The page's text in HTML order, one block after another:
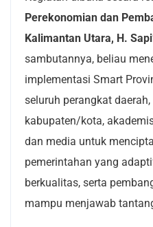
Perekonomian dan
Kalimantan Utara, H.
sambutannya, beliau
implementasi Smart
seluruh perangkat
kabupaten/kota,
dan media untuk
pemerintahan yang
berkualitas, serta
mampu menjawab